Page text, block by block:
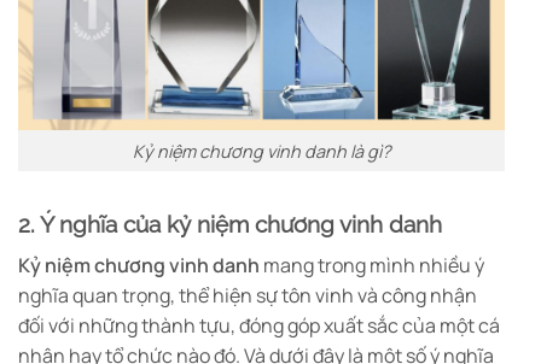
Kỷ niệm chương vinh danh là gì?
2. Ý nghĩa của kỷ niệm chương vinh danh
Kỷ niệm chương vinh danh mang trong mình nhiều ý
nghĩa quan trọng, thể hiện sự tôn vinh và công nhận
đối với những thành tựu, đóng góp xuất sắc của một cá
nhân hay tổ chức nào đó. Và dưới đây là một số ý nghĩa